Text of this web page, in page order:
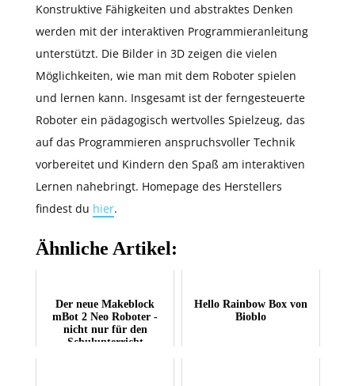
Konstruktive Fähigkeiten und abstraktes Denken
werden mit der interaktiven Programmieranleitung
unterstützt. Die Bilder in 3D zeigen die vielen
Möglichkeiten, wie man mit dem Roboter spielen
und lernen kann. Insgesamt ist der ferngesteuerte
Roboter ein pädagogisch wertvolles Spielzeug, das
auf das Programmieren anspruchsvoller Technik
vorbereitet und Kindern den Spaß am interaktiven
Lernen nahebringt. Homepage des Herstellers
findest du hier.
Ähnliche Artikel:
Der neue Makeblock
mBot 2 Neo Roboter -
nicht nur für den
Schulunterricht
Hello Rainbow Box von
Bioblo